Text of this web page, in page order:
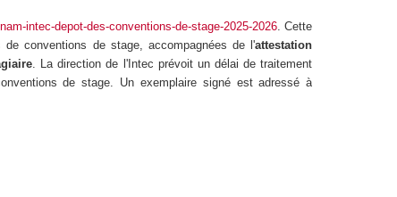
intec-depot-des-conventions-de-stage-2025-2026. Cette
de conventions de stage, accompagnées de l'attestation
. La direction de l'Intec prévoit un délai de traitement
de stage. Un exemplaire signé est adressé à